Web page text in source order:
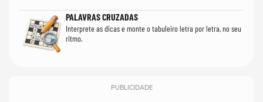
PALAVRAS CRUZADAS
Interprete as dicas e monte o tabuleiro letra por letra, no seu
ritmo.
PUBLICIDADE